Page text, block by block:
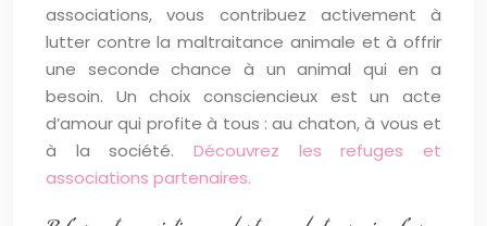
associations, vous contribuez activement à
lutter contre la maltraitance animale et à offrir
une seconde chance à un animal qui en a
besoin. Un choix consciencieux est un acte
d’amour qui profite à tous : au chaton, à vous et
à la société. Découvrez les refuges et
associations partenaires.